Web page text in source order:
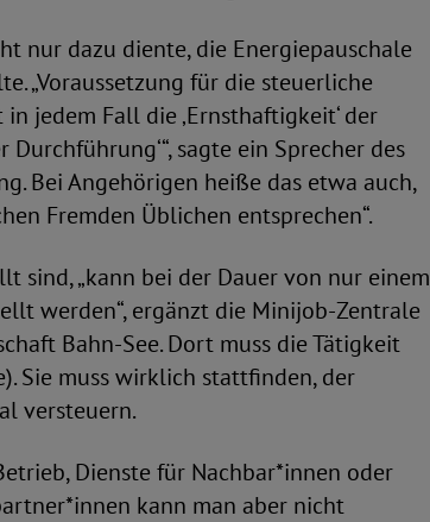
nur dazu diente, die Energiepauschale
„Voraussetzung für die steuerliche
jedem Fall die ‚Ernsthaftigkeit‘ der
sagte ein Sprecher des
Bei Angehörigen heiße das etwa auch,
Fremden Üblichen entsprechen“.
sind, „kann bei der Dauer von nur einem
werden“, ergänzt die Minijob-Zentrale
Bahn-See. Dort muss die Tätigkeit
Sie muss wirklich stattfinden, der
versteuern.
Dienste für Nachbar*innen oder
kann man aber nicht